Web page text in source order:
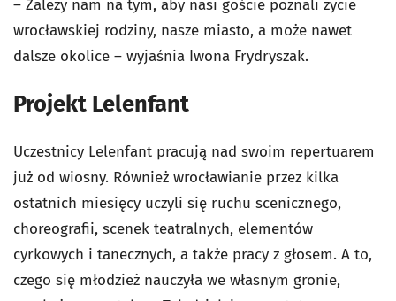
– Zależy nam na tym, aby nasi goście poznali życie
wrocławskiej rodziny, nasze miasto, a może nawet
dalsze okolice – wyjaśnia Iwona Frydryszak.
Projekt Lelenfant
Uczestnicy Lelenfant pracują nad swoim repertuarem
już od wiosny. Również wrocławianie przez kilka
ostatnich miesięcy uczyli się ruchu scenicznego,
choreografii, scenek teatralnych, elementów
cyrkowych i tanecznych, a także pracy z głosem. A to,
czego się młodzież nauczyła we własnym gronie,